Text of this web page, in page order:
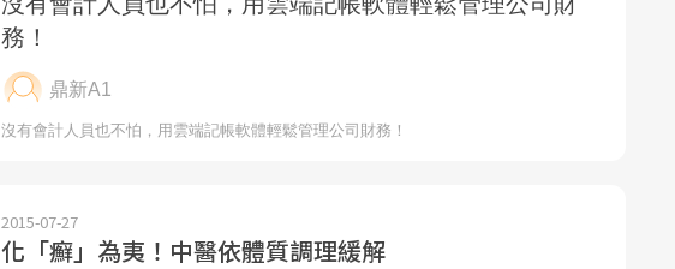
2015-07-27
化「癬」為夷！中醫依體質調理緩解